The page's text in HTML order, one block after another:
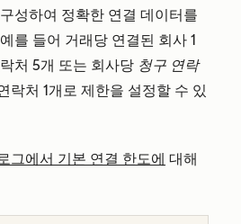
성하여 정확한 연결 데이터를
를 들어 거래당 연결된 회사 1
처 5개 또는 회사당 청구 연락
락처 1개로 제한을 설정할 수 있
그에서 기본 연결 한도에 대해